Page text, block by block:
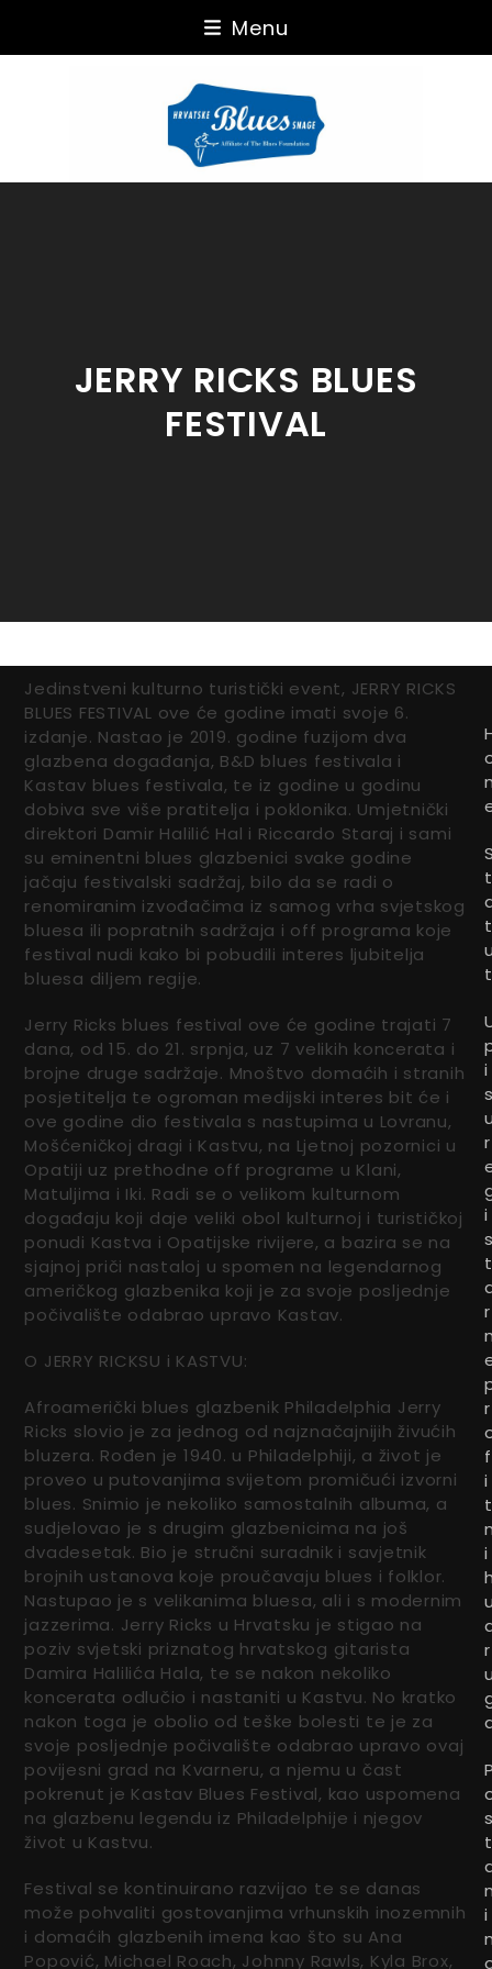
content
Menu
JERRY RICKS BLUES
FESTIVAL
Jedinstveni kulturno turistički event, JERRY RICKS
BLUES FESTIVAL ove će godine imati svoje 6.
izdanje. Nastao je 2019. godine fuzijom dva
glazbena događanja, B&D blues festivala i
Kastav blues festivala, te iz godine u godinu
dobiva sve više pratitelja i poklonika. Umjetnički
direktori Damir Halilić Hal i Riccardo Staraj i sami
su eminentni blues glazbenici svake godine
jačaju festivalski sadržaj, bilo da se radi o
renomiranim izvođačima iz samog vrha svjetskog
bluesa ili popratnih sadržaja i off programa koje
festival nudi kako bi pobudili interes ljubitelja
bluesa diljem regije.
Jerry Ricks blues festival ove će godine trajati 7
dana, od 15. do 21. srpnja, uz 7 velikih koncerata i
brojne druge sadržaje. Mnoštvo domaćih i stranih
posjetitelja te ogroman medijski interes bit će i
ove godine dio festivala s nastupima u Lovranu,
Mošćeničkoj dragi i Kastvu, na Ljetnoj pozornici u
Opatiji uz prethodne off programe u Klani,
Matuljima i Iki. Radi se o velikom kulturnom
događaju koji daje veliki obol kulturnoj i turističkoj
ponudi Kastva i Opatijske rivijere, a bazira se na
sjajnoj priči nastaloj u spomen na legendarnog
američkog glazbenika koji je za svoje posljednje
počivalište odabrao upravo Kastav.
O JERRY RICKSU i KASTVU:
Afroamerički blues glazbenik Philadelphia Jerry
Ricks slovio je za jednog od najznačajnijih živućih
bluzera. Rođen je 1940. u Philadelphiji, a život je
proveo u putovanjima svijetom promičući izvorni
blues. Snimio je nekoliko samostalnih albuma, a
sudjelovao je s drugim glazbenicima na još
dvadesetak. Bio je stručni suradnik i savjetnik
brojnih ustanova koje proučavaju blues i folklor.
Nastupao je s velikanima bluesa, ali i s modernim
jazzerima. Jerry Ricks u Hrvatsku je stigao na
poziv svjetski priznatog hrvatskog gitarista
Damira Halilića Hala, te se nakon nekoliko
koncerata odlučio i nastaniti u Kastvu. No kratko
nakon toga je obolio od teške bolesti te je za
svoje posljednje počivalište odabrao upravo ovaj
povijesni grad na Kvarneru, a njemu u čast
pokrenut je Kastav Blues Festival, kao uspomena
na glazbenu legendu iz Philadelphije i njegov
život u Kastvu.
Festival se kontinuirano razvijao te se danas
može pohvaliti gostovanjima vrhunskih inozemnih
i domaćih glazbenih imena kao što su Ana
Popović, Michael Roach, Johnny Rawls, Kyla Brox,
t
t
t
i
r
i
t
r
r
f
i
t
i
r
t
i